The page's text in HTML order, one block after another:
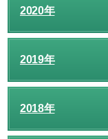
2020年
2019年
2018年